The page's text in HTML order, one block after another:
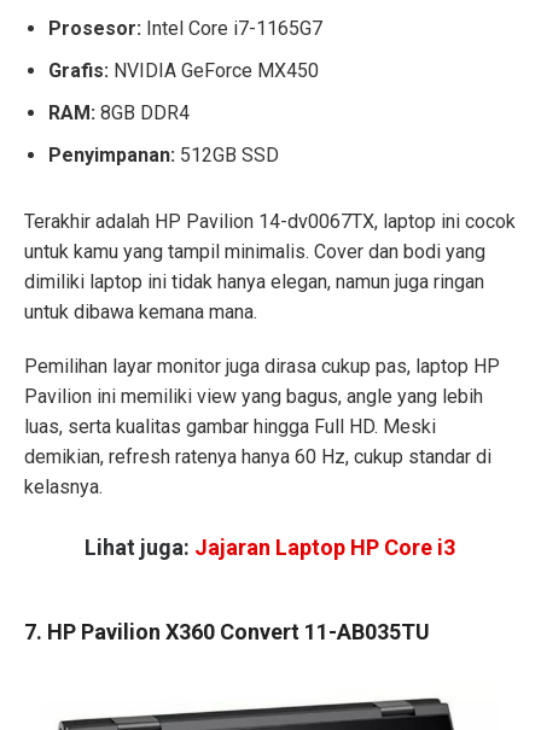
Prosesor: Intel Core i7-1165G7
Grafis: NVIDIA GeForce MX450
RAM: 8GB DDR4
Penyimpanan: 512GB SSD
Terakhir adalah HP Pavilion 14-dv0067TX, laptop ini cocok
untuk kamu yang tampil minimalis. Cover dan bodi yang
dimiliki laptop ini tidak hanya elegan, namun juga ringan
untuk dibawa kemana mana.
Pemilihan layar monitor juga dirasa cukup pas, laptop HP
Pavilion ini memiliki view yang bagus, angle yang lebih
luas, serta kualitas gambar hingga Full HD. Meski
demikian, refresh ratenya hanya 60 Hz, cukup standar di
kelasnya.
Lihat juga: Jajaran Laptop HP Core i3
7. HP Pavilion X360 Convert 11-AB035TU